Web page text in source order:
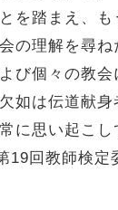
を踏まえ、
理解を尋
び個々の教
如は伝道献
に思い起こし
回教師検定